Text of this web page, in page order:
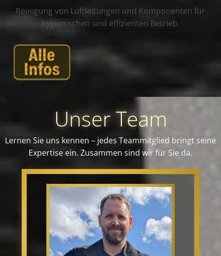
Reinigung von Luftleitungen und Komponenten für
hygienischen und effizienten Betrieb.
Unser Team
Lernen Sie uns kennen – jedes Teammitglied bringt seine
Expertise ein. Zusammen sind wir für Sie da.